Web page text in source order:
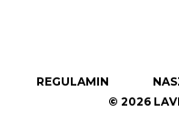
REGULAMIN
© 2026